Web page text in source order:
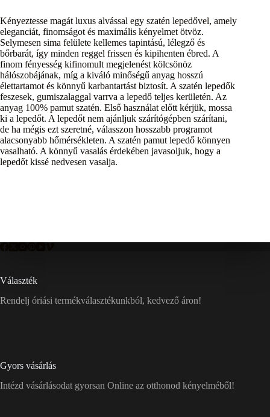
Kényeztesse magát luxus alvással egy szatén lepedővel, amely
eleganciát, finomságot és maximális kényelmet ötvöz.
Selymesen sima felülete kellemes tapintású, lélegző és
bőrbarát, így minden reggel frissen és kipihenten ébred. A
finom fényesség kifinomult megjelenést kölcsönöz
hálószobájának, míg a kiváló minőségű anyag hosszú
élettartamot és könnyű karbantartást biztosít. A szatén lepedők
feszesek, gumiszalaggal varrva a lepedő teljes kerületén. Az
anyag 100% pamut szatén. Első használat előtt kérjük, mossa
ki a lepedőt. A lepedőt nem ajánljuk szárítógépben szárítani,
de ha mégis ezt szeretné, válasszon hosszabb programot
alacsonyabb hőmérsékleten. A szatén pamut lepedő könnyen
vasalható. A könnyű vasalás érdekében javasoljuk, hogy a
lepedőt kissé nedvesen vasalja.
Választék
Rendelj óriási termékválasztékunkból, kedvező áron!
Gyors vásárlás
Intézd vásárlásodat gyorsan Online az otthonod kényelméből!